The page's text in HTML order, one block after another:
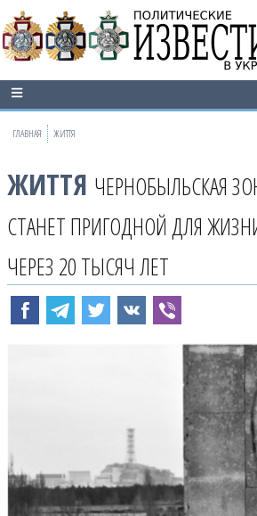
ГЛАВНАЯ ЖИТТЯ
ЖИТТЯ ЧЕРНОБЫЛЬСКАЯ
СТАНЕТ ПРИГОДНОЙ ДЛЯ
ЧЕРЕЗ 20 ТЫСЯЧ ЛЕТ